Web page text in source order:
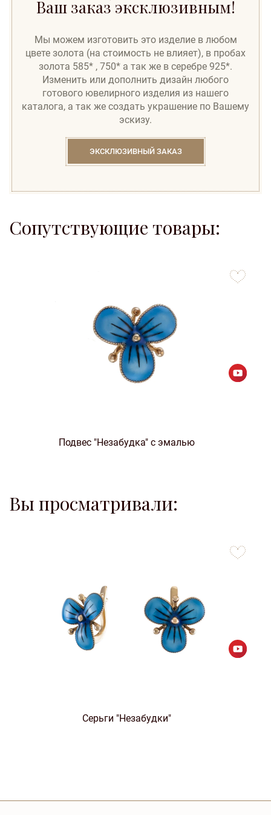
Ваш заказ эксклюзивным!
Мы можем изготовить это изделие в любом
цвете золота (на стоимость не влияет), в пробах
золота 585* , 750* а так же в серебре 925*.
Изменить или дополнить дизайн любого
готового ювелирного изделия из нашего
каталога, а так же создать украшение по Вашему
эскизу.
ЭКСКЛЮЗИВНЫЙ ЗАКАЗ
Сопутствующие товары:
Подвес "Незабудка" с эмалью
favorites
Вы просматривали:
Серьги "Незабудки"
favorites